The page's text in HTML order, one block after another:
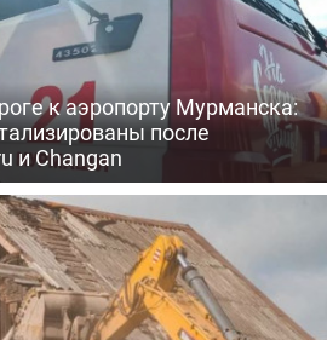
к аэропорту Мурманска:
после
и Changan